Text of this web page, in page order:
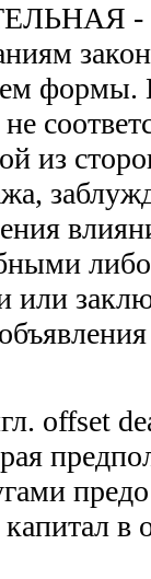
-
формы.
не
из
или
в